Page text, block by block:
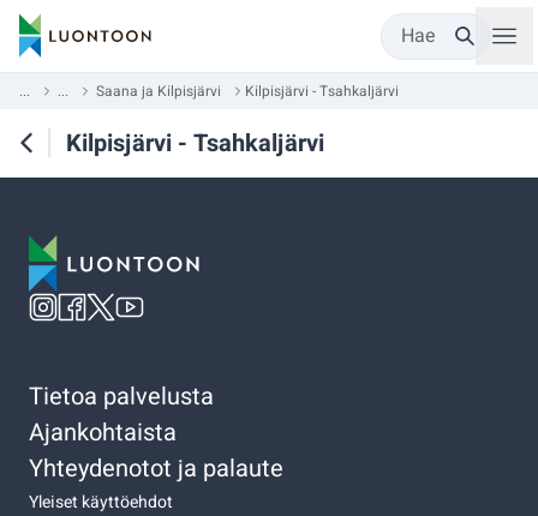
Hae
... ... Saana ja Kilpisjärvi Kilpisjärvi - Tsahkaljärvi
Kilpisjärvi - Tsahkaljärvi
Tietoa palvelusta
Ajankohtaista
Yhteydenotot ja palaute
Yleiset käyttöehdot